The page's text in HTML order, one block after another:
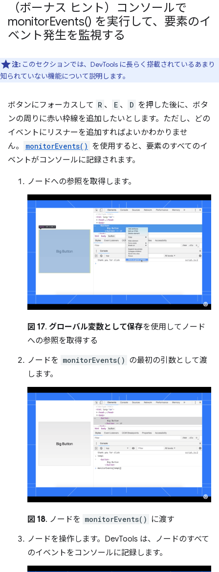
（ボーナス ヒント）コンソールで
monitorEvents() を実行して、要素のイ
ベント発生を監視する
注: このセクションでは、DevTools に長らく搭載されているあまり
知られていない機能について説明します。
ボタンにフォーカスして R 、 E 、 D を押した後に、ボタ
ンの周りに赤い枠線を追加したいとします。ただし、どの
イベントにリスナーを追加すればよいかわかりませ
ん。
monitorEvents() を使用すると、要素のすべてのイ
ベントがコンソールに記録されます。
ノードへの参照を取得します。
図 17. グローバル変数として保存を使用してノード
への参照を取得する
ノードを monitorEvents() の最初の引数として渡
します。
図 18. ノードを monitorEvents()
に渡す
ノードを操作します。DevTools は、ノードのすべて
のイベントをコンソールに記録します。